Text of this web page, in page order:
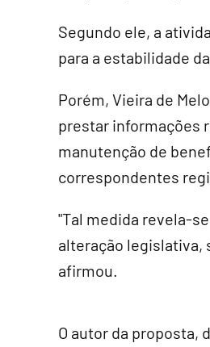
Segundo ele, a
para a estabilidade
Porém, Vieira de
prestar informações
manutenção de
correspondentes
"Tal medida revela-
alteração legislativa,
afirmou.
O autor da proposta,